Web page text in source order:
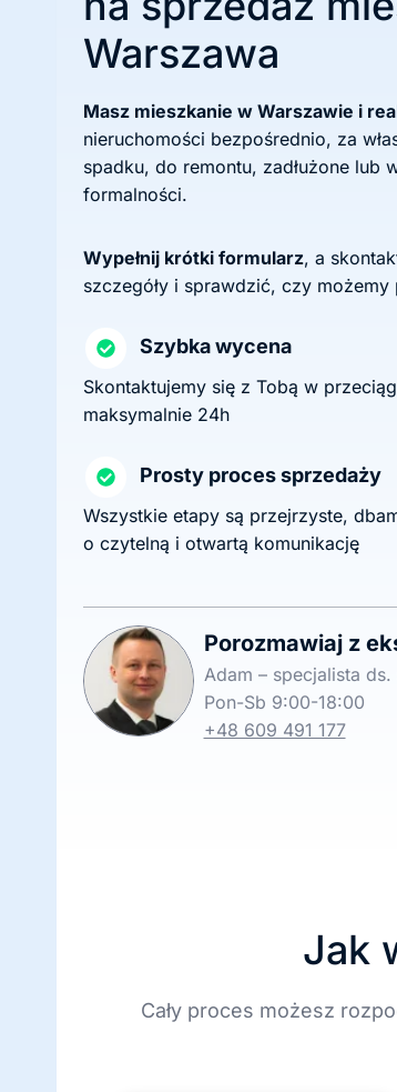
Warszawa
Masz mieszkanie w Warszawie i
nieruchomości bezpośrednio, za
spadku, do remontu, zadłużone lub
formalności.
Wypełnij krótki formularz, a
szczegóły i sprawdzić, czy
Szybka wycena
Skontaktujemy się z Tobą w
maksymalnie 24h
Prosty proces sprzedaży
Wszystkie etapy są przejrzyste,
o czytelną i otwartą komunikację
Porozmawiaj z
Adam – specjalista
Pon-Sb 9:00-18:00
+48 609 491 177
Jak
Cały proces możesz